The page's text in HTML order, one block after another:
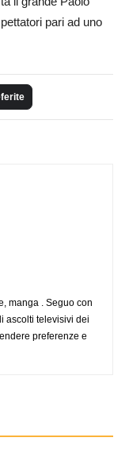
pari ad uno
manga . Seguo con
ascolti televisivi dei
preferenze e